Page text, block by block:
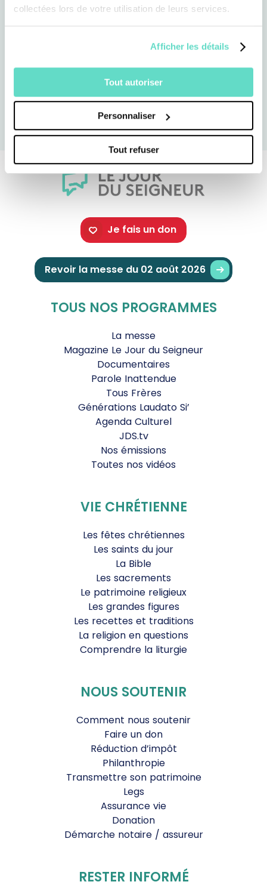
collectées lors de votre utilisation de leurs services.
Afficher les détails
Tout autoriser
Personnaliser
Tout refuser
Comment est choisi le lieu de la messe,
chaque semaine ?
Comment soutenir le CFRT ?
Je fais un don
Revoir la messe du 02 août 2026
TOUS NOS PROGRAMMES
La messe
Magazine Le Jour du Seigneur
Documentaires
Parole Inattendue
Tous Frères
Générations Laudato Si’
Agenda Culturel
JDS.tv
Nos émissions
Toutes nos vidéos
VIE CHRÉTIENNE
Les fêtes chrétiennes
Les saints du jour
La Bible
Les sacrements
Le patrimoine religieux
Les grandes figures
Les recettes et traditions
La religion en questions
Comprendre la liturgie
NOUS SOUTENIR
Comment nous soutenir
Faire un don
Réduction d’impôt
Philanthropie
Transmettre son patrimoine
Legs
Assurance vie
Donation
Démarche notaire / assureur
RESTER INFORMÉ